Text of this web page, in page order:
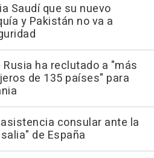
Saudí que su nuevo
y Pakistán no va a
Rusia ha reclutado a "más
de 135 países" para
consular ante la
de España